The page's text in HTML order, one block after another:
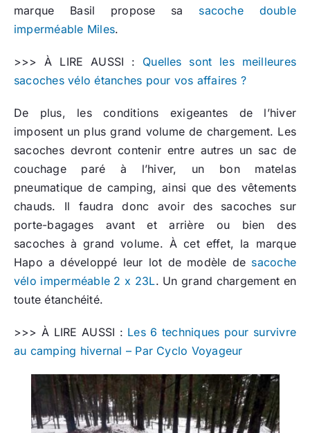
marque Basil propose sa sacoche double
imperméable Miles.
>>> À LIRE AUSSI : Quelles sont les meilleures
sacoches vélo étanches pour vos affaires ?
De plus, les conditions exigeantes de l’hiver
imposent un plus grand volume de chargement. Les
sacoches devront contenir entre autres un sac de
couchage paré à l’hiver, un bon matelas
pneumatique de camping, ainsi que des vêtements
chauds. Il faudra donc avoir des sacoches sur
porte-bagages avant et arrière ou bien des
sacoches à grand volume. À cet effet, la marque
Hapo a développé leur lot de modèle de sacoche
vélo imperméable 2 x 23L. Un grand chargement en
toute étanchéité.
>>> À LIRE AUSSI : Les 6 techniques pour survivre
au camping hivernal – Par Cyclo Voyageur